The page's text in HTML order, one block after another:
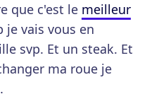
que c'est le meilleur
je vais vous en
svp. Et un steak. Et
ma roue je